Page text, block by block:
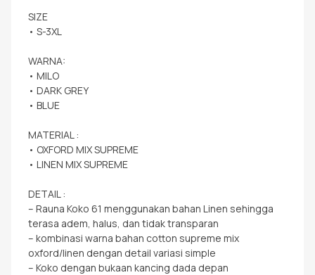
SIZE
• S-3XL
WARNA:
• MILO
• DARK GREY
• BLUE
MATERIAL :
• OXFORD MIX SUPREME
• LINEN MIX SUPREME
DETAIL :
– Rauna Koko 61 menggunakan bahan Linen sehingga
terasa adem, halus, dan tidak transparan
– kombinasi warna bahan cotton supreme mix
oxford/linen dengan detail variasi simple
– Koko dengan bukaan kancing dada depan